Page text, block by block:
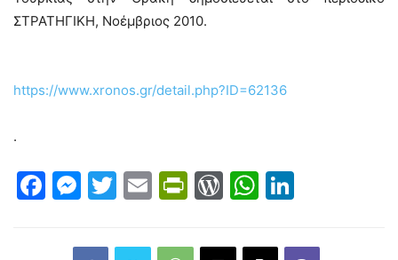
ΣΤΡΑΤΗΓΙΚΗ, Νοέμβριος 2010.
https://www.xronos.gr/detail.php?ID=62136
.
Facebook
Messenger
Twitter
EmailPrintFriendly
WordPress
WhatsApp